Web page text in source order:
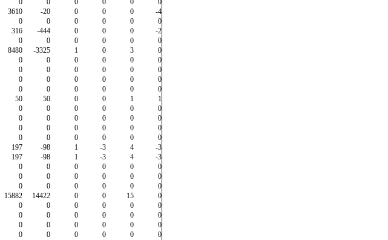
0 0 0 0 0
0
3610 -20 0 0 0
-4
0 0 0 0 0
0
316 -444 0 0 0
-2
0 0 0 0 0
0
8480 -3325 1 0 3
0
0 0 0 0 0
0
0 0 0 0 0
0
0 0 0 0 0
0
0 0 0 0 0
0
50 50 0 0 1
1
0 0 0 0 0
0
0 0 0 0 0
0
0 0 0 0 0
0
0 0 0 0 0
0
197 -98 1 -3 4
-3
197 -98 1 -3 4
-3
0 0 0 0 0
0
0 0 0 0 0
0
0 0 0 0 0
0
15882 14422 0 0 15
0
0 0 0 0 0
0
0 0 0 0 0
0
0 0 0 0 0
0
0 0 0 0 0
0